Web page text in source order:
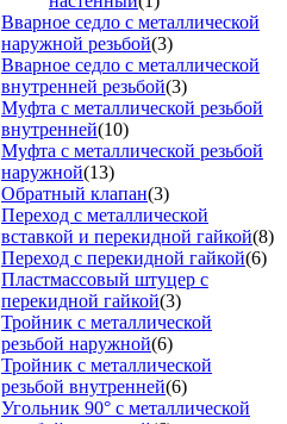
Вварное седло с металлической
наружной резьбой(3)
Вварное седло с металлической
внутренней резьбой(3)
Муфта с металлической резьбой
внутренней(10)
Муфта с металлической резьбой
наружной(13)
Обратный клапан(3)
Переход с металлической
вставкой и перекидной гайкой(8)
Переход с перекидной гайкой(6)
Пластмассовый штуцер с
перекидной гайкой(3)
Тройник с металлической
резьбой наружной(6)
Тройник с металлической
резьбой внутренней(6)
Угольник 90° с металлической